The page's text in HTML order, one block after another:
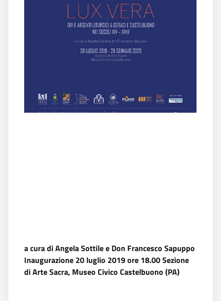
a cura di Angela Sottile e Don Francesco Sapuppo
Inaugurazione 20 luglio 2019 ore 18.00 Sezione
di Arte Sacra, Museo Civico Castelbuono (PA)